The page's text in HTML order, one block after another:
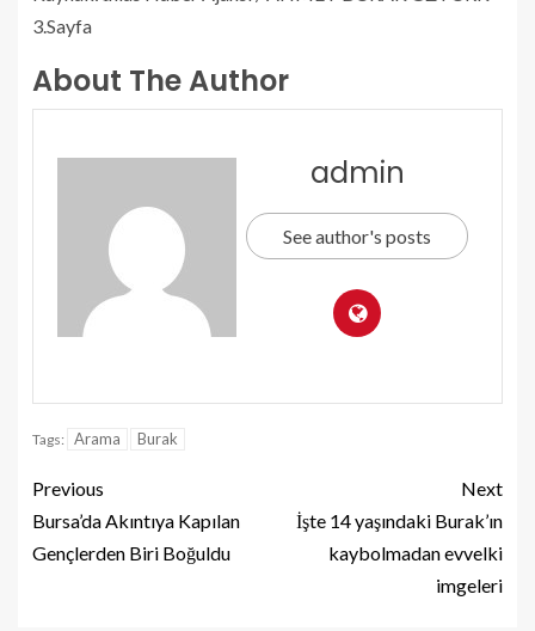
3.Sayfa
About The Author
admin
See author's posts
Tags: Arama Burak
Previous
Bursa’da Akıntıya Kapılan
Gençlerden Biri Boğuldu
Next
İşte 14 yaşındaki Burak’ın
kaybolmadan evvelki
imgeleri